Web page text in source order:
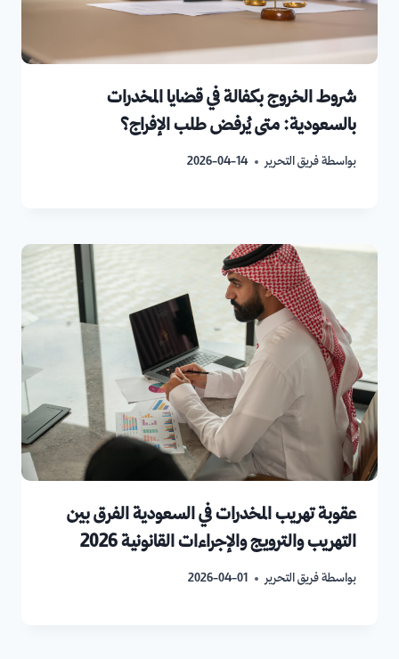
شروط الخروج بكفالة في قضايا المخدرات
بالسعودية: متى يُرفض طلب الإفراج؟
بواسطةفريق التحرير 2026-04-14
عقوبة تهريب المخدرات في السعودية الفرق بين
التهريب والترويج والإجراءات القانونية 2026
بواسطةفريق التحرير 2026-04-01